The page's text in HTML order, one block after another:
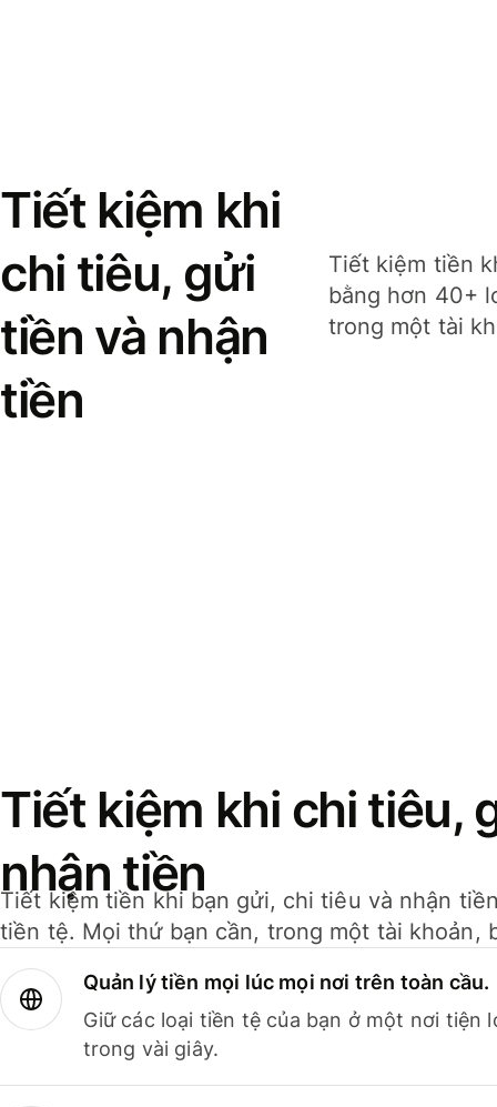
Tiết kiệm khi
chi tiêu, gửi
tiền và nhận
tiền
Tiết kiệm tiền
bằng hơn 40+
trong một tài
Tiết kiệm khi chi tiêu,
nhận tiền
Tiết kiệm tiền khi bạn gửi, chi tiêu và nhận
tiền tệ. Mọi thứ bạn cần, trong một tài khoản,
Quản lý tiền mọi lúc mọi nơi trên toàn cầu.
Giữ các loại tiền tệ của bạn ở một nơi tiện
trong vài giây.